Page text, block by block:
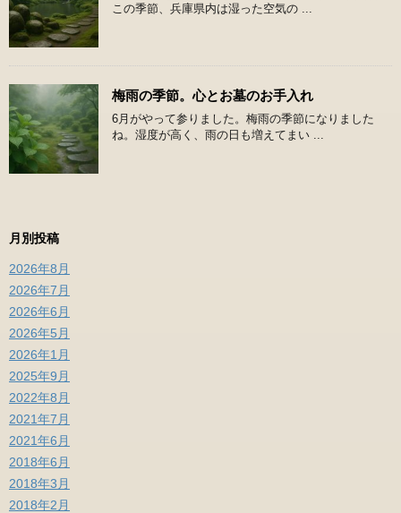
この季節、兵庫県内は湿った空気の ...
梅雨の季節。心とお墓のお手入れ
6月がやって参りました。梅雨の季節になりました
ね。湿度が高く、雨の日も増えてまい ...
月別投稿
2026年8月
2026年7月
2026年6月
2026年5月
2026年1月
2025年9月
2022年8月
2021年7月
2021年6月
2018年6月
2018年3月
2018年2月